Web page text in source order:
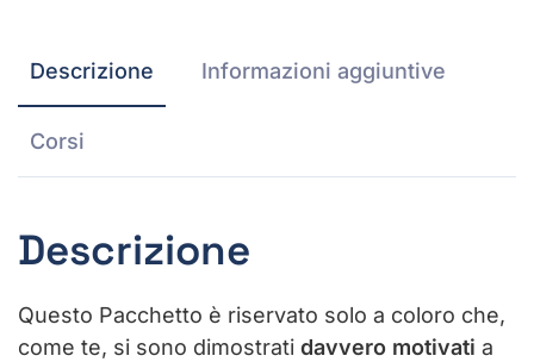
Descrizione Informazioni aggiuntive
Corsi
Descrizione
Questo Pacchetto è riservato solo a coloro che,
come te, si sono dimostrati davvero motivati a